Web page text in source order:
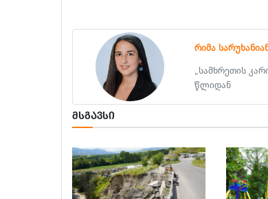
რიმა
„სამხრეთის
წლიდან
ᲛᲡᲒᲐᲕᲡᲘ